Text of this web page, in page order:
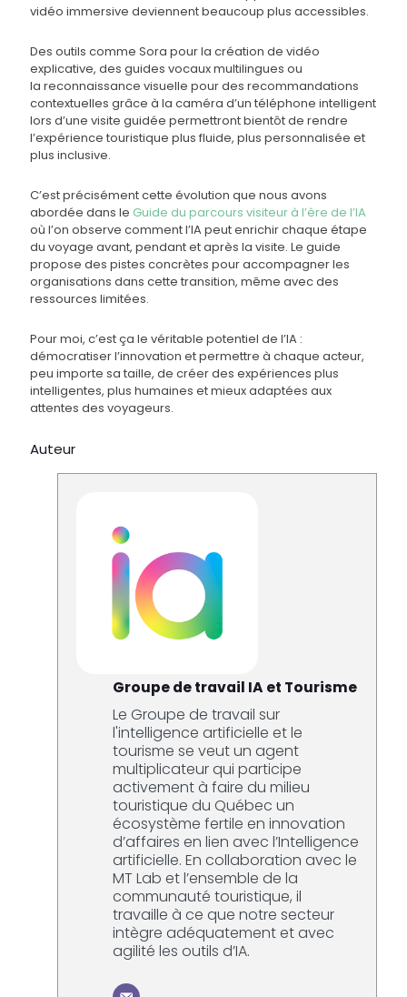
vidéo immersive deviennent beaucoup plus accessibles.
Des outils comme Sora pour la création de vidéo
explicative, des guides vocaux multilingues ou
la reconnaissance visuelle pour des recommandations
contextuelles grâce à la caméra d’un téléphone intelligent
lors d’une visite guidée permettront bientôt de rendre
l’expérience touristique plus fluide, plus personnalisée et
plus inclusive.
C’est précisément cette évolution que nous avons
abordée dans le Guide du parcours visiteur à l’ère de l’IA
où l’on observe comment l’IA peut enrichir chaque étape
du voyage avant, pendant et après la visite. Le guide
propose des pistes concrètes pour accompagner les
organisations dans cette transition, même avec des
ressources limitées.
Pour moi, c’est ça le véritable potentiel de l’IA :
démocratiser l’innovation et permettre à chaque acteur,
peu importe sa taille, de créer des expériences plus
intelligentes, plus humaines et mieux adaptées aux
attentes des voyageurs.
Auteur
Groupe de travail IA et Tourisme
Le Groupe de travail sur
l'intelligence artificielle et le
tourisme se veut un agent
multiplicateur qui participe
activement à faire du milieu
touristique du Québec un
écosystème fertile en innovation
d’affaires en lien avec l’Intelligence
artificielle. En collaboration avec le
MT Lab et l’ensemble de la
communauté touristique, il
travaille à ce que notre secteur
intègre adéquatement et avec
agilité les outils d’IA.